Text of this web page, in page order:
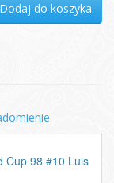
Dodaj do koszyka
Cup 98 #10 Luis